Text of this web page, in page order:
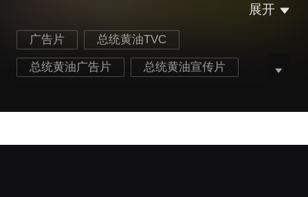
展开
广告片 总统黄油TVC
总统黄油广告片 总统黄油宣传片